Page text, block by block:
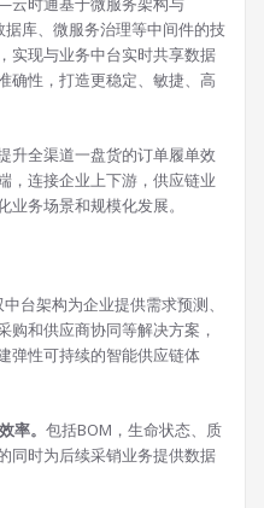
库、微服务治理等中间件的技
实现与业务中台实时共享数据
确性，打造更稳定、敏捷、高
升全渠道一盘货的订单履单效
，连接企业上下游，供应链业
务场景和规模化发展。
台架构为企业提供需求预测、
购和供应商协同等解决方案，
弹性可持续的智能供应链体
率。 包括BOM，生命状态、质
同时为后续采销业务提供数据